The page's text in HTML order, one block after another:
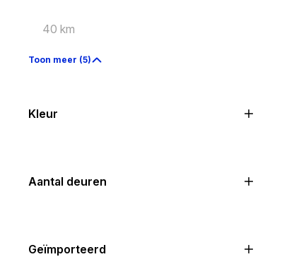
40 km
Toon meer (5)
Kleur
Aantal deuren
Geïmporteerd